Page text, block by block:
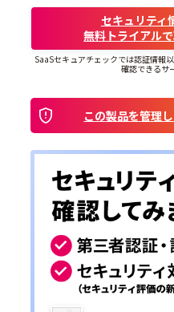
セキュリティ
無料トライアル
SaaSセキュアチェックでは認証情報
確認できるサ
この製品を管理